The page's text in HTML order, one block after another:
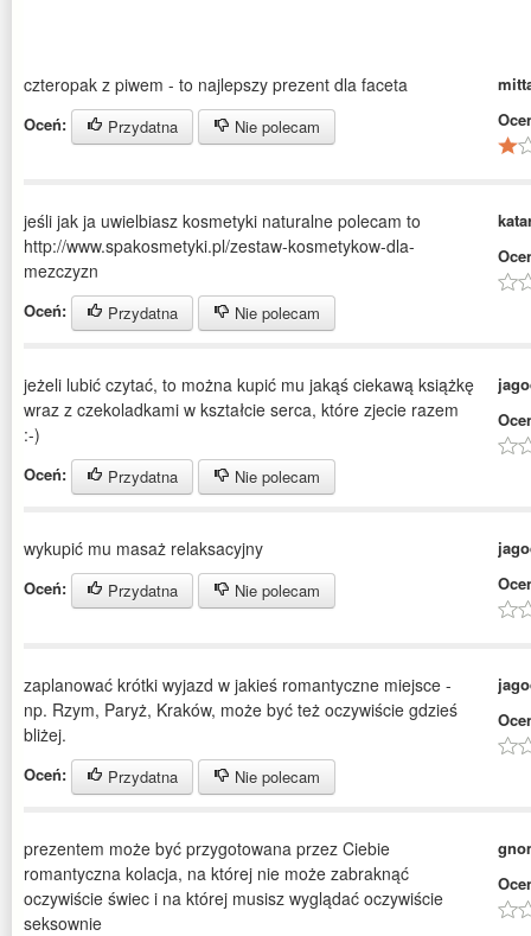
czteropak z piwem - to najlepszy prezent dla faceta
Oceń: Przydatna Nie polecam
jeśli jak ja uwielbiasz kosmetyki naturalne polecam to
http://www.spakosmetyki.pl/zestaw-kosmetykow-dla-
mezczyzn
Oceń: Przydatna Nie polecam
jeżeli lubić czytać, to można kupić mu jakąś ciekawą książkę
wraz z czekoladkami w kształcie serca, które zjecie razem
:-)
Oceń: Przydatna Nie polecam
wykupić mu masaż relaksacyjny
Oceń: Przydatna Nie polecam
zaplanować krótki wyjazd w jakieś romantyczne miejsce -
np. Rzym, Paryż, Kraków, może być też oczywiście gdzieś
bliżej.
Oceń: Przydatna Nie polecam
prezentem może być przygotowana przez Ciebie
romantyczna kolacja, na której nie może zabraknąć
oczywiście świec i na której musisz wyglądać oczywiście
seksownie